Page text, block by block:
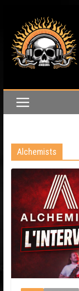
contenu
Alchemists